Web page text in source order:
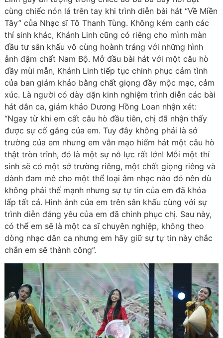
cùng chiếc nón lá trên tay khi trình diễn bài hát “Về Miền
Tây” của Nhạc sĩ Tô Thanh Tùng. Không kém cạnh các
thí sinh khác, Khánh Linh cũng có riêng cho mình màn
đầu tư sân khấu vô cùng hoành tráng với những hình
ảnh đậm chất Nam Bộ. Mở đầu bài hát với một câu hò
đầy mùi mẫn, Khánh Linh tiếp tục chinh phục cảm tình
của ban giám khảo bằng chất giọng đầy mộc mạc, cảm
xúc. Là người có dày dặn kinh nghiệm trình diễn các bài
hát dân ca, giám khảo Dương Hồng Loan nhận xét:
“Ngay từ khi em cất câu hò đầu tiên, chị đã nhận thấy
được sự cố gắng của em. Tuy đây không phải là sở
trường của em nhưng em vẫn mạo hiểm hát một câu hò
thật tròn trĩnh, đó là một sự nỗ lực rất lớn! Mỗi một thí
sinh sẽ có một sở trường riêng, một chất giọng riêng và
dành đam mê cho một thể loại âm nhạc nào đó nên dù
không phải thế mạnh nhưng sự tự tin của em đã khỏa
lấp tất cả. Hình ảnh của em trên sân khấu cùng với sự
trình diễn đáng yêu của em đã chinh phục chị. Sau này,
có thể em sẽ là một ca sĩ chuyên nghiệp, không theo
dòng nhạc dân ca nhưng em hãy giữ sự tự tin này chắc
chắn em sẽ thành công”.